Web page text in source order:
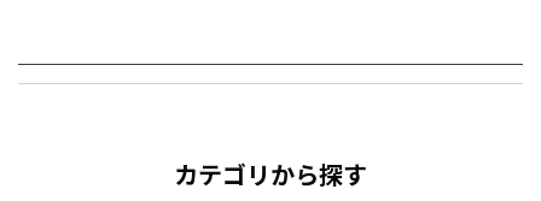
カテゴリから探す